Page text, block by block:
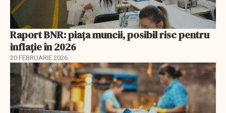
Raport BNR: piața muncii, posibil risc pentru
inflație în 2026
20 FEBRUARIE 2026